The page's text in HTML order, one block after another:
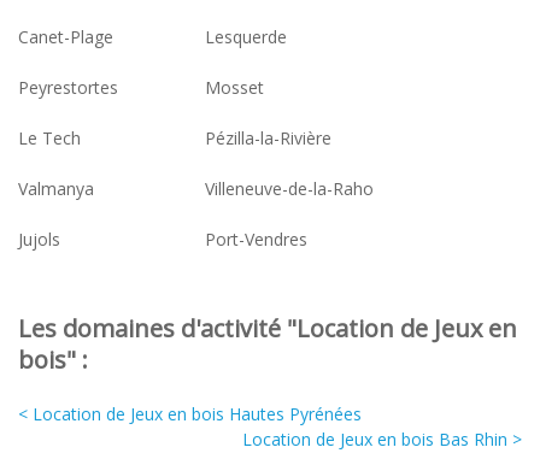
Canet-Plage Lesquerde
Peyrestortes Mosset
Le Tech Pézilla-la-Rivière
Valmanya Villeneuve-de-la-Raho
Jujols Port-Vendres
Les domaines d'activité "Location de Jeux en
bois" :
< Location de Jeux en bois Hautes Pyrénées
Location de Jeux en bois Bas Rhin >